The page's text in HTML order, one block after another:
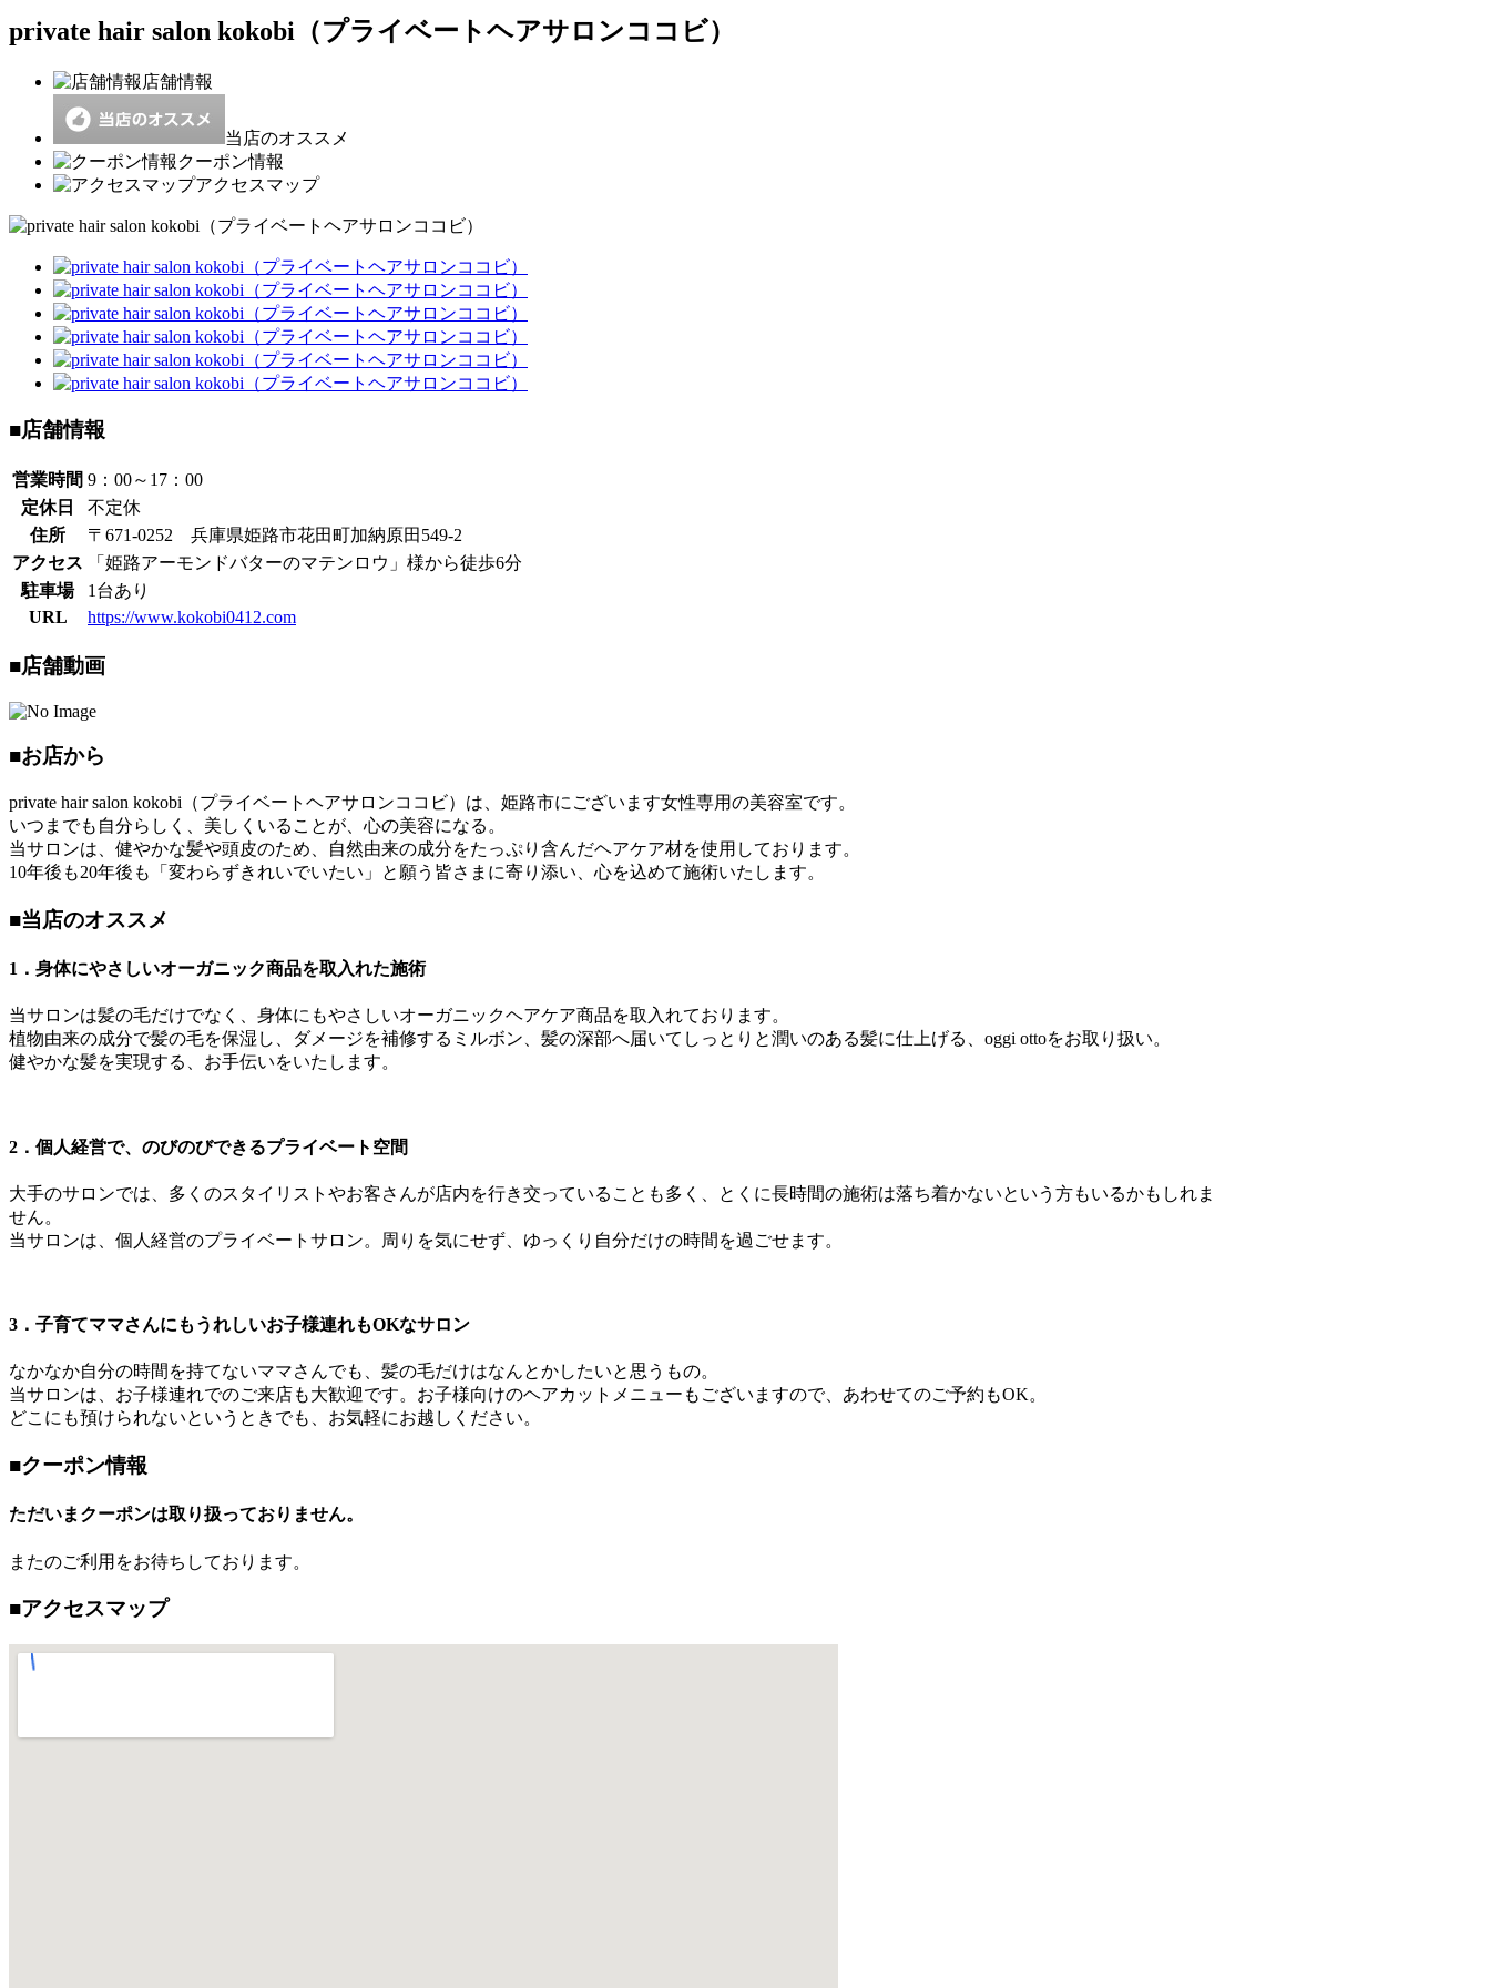
private hair salon kokobi（プライベートヘアサロンココビ）
店舗情報
当店のオススメ
クーポン情報
アクセスマップ
■店舗情報
営業時間 9：00～17：00
定休日
不定休
住所
〒671-0252 兵庫県姫路市花田町加納原田549-2
アクセス
「姫路アーモンドバターのマテンロウ」様から徒歩6分
駐車場
1台あり
URL
https://www.kokobi0412.com
■店舗動画
■お店から
private hair salon kokobi（プライベートヘアサロンココビ）は、姫路市にございます女性専用の美容室です。
いつまでも自分らしく、美しくいることが、心の美容になる。
当サロンは、健やかな髪や頭皮のため、自然由来の成分をたっぷり含んだヘアケア材を使用しております。
10年後も20年後も「変わらずきれいでいたい」と願う皆さまに寄り添い、心を込めて施術いたします。
■当店のオススメ
1．身体にやさしいオーガニック商品を取入れた施術
当サロンは髪の毛だけでなく、身体にもやさしいオーガニックヘアケア商品を取入れております。
植物由来の成分で髪の毛を保湿し、ダメージを補修するミルボン、髪の深部へ届いてしっとりと潤いのある髪に仕上げる、oggi ottoをお取り扱い。
健やかな髪を実現する、お手伝いをいたします。
2．個人経営で、のびのびできるプライベート空間
大手のサロンでは、多くのスタイリストやお客さんが店内を行き交っていることも多く、とくに長時間の施術は落ち着かないという方もいるかもしれま
せん。
当サロンは、個人経営のプライベートサロン。周りを気にせず、ゆっくり自分だけの時間を過ごせます。
3．子育てママさんにもうれしいお子様連れもOKなサロン
なかなか自分の時間を持てないママさんでも、髪の毛だけはなんとかしたいと思うもの。
当サロンは、お子様連れでのご来店も大歓迎です。お子様向けのヘアカットメニューもございますので、あわせてのご予約もOK。
どこにも預けられないというときでも、お気軽にお越しください。
■クーポン情報
ただいまクーポンは取り扱っておりません。
またのご利用をお待ちしております。
■アクセスマップ